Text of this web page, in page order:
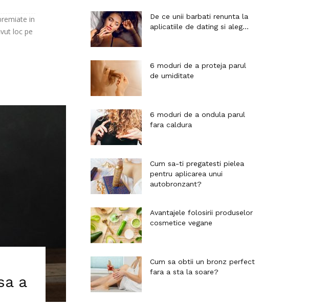
in
loc pe
a
De ce unii barbati renunta la
aplicatiile de dating si aleg...
6 moduri de a proteja parul
de umiditate
6 moduri de a ondula parul
fara caldura
Cum sa-ti pregatesti pielea
pentru aplicarea unui
autobronzant?
Avantajele folosirii produselor
cosmetice vegane
Cum sa obtii un bronz perfect
fara a sta la soare?